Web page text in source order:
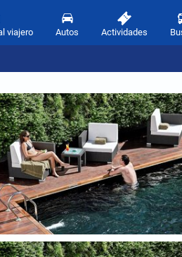
viajero Autos Actividades